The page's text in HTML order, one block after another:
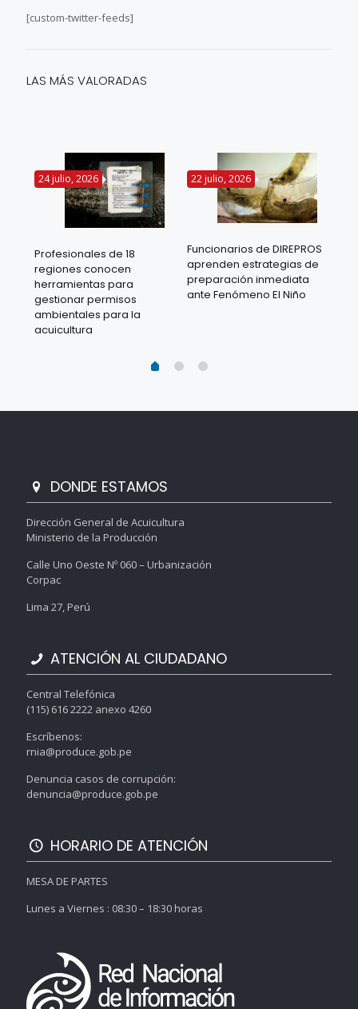
[custom-twitter-feeds]
LAS MÁS VALORADAS
24 julio, 2026
Profesionales de 18
regiones conocen
herramientas para
gestionar permisos
ambientales para la
acuicultura
22 julio, 2026
Funcionarios de DIREPROS
aprenden estrategias de
preparación inmediata
ante Fenómeno El Niño
DONDE ESTAMOS
Dirección General de Acuicultura
Ministerio de la Producción
Calle Uno Oeste Nº 060 – Urbanización
Corpac
Lima 27, Perú
ATENCIÓN AL CIUDADANO
Central Telefónica
(115) 616 2222 anexo 4260
Escríbenos:
rnia@produce.gob.pe
Denuncia casos de corrupción:
denuncia@produce.gob.pe
HORARIO DE ATENCIÓN
MESA DE PARTES
Lunes a Viernes : 08:30 – 18:30 horas